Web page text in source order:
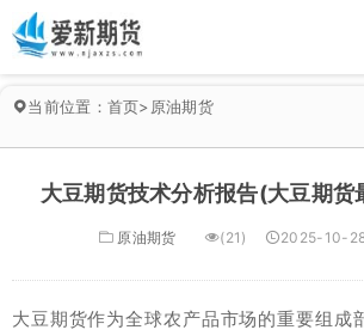
当前位置： 首页> 原油期货
大豆期货技术分析报告(大豆期货
原油期货 (21) 2025-10-
大豆期货作为全球农产品市场的重要组成